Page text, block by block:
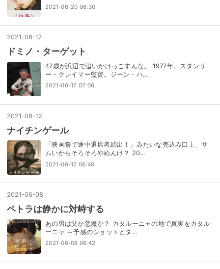
2021-06-20 06:30
2021 -06-17
ドミノ・ターゲット
47歳が浜辺で追いかけっこすんな。 1977年。スタンリ
ー・クレイマー監督。ジーン・ハ…
2021-06-17 07:06
2021 -06-12
ナイチンゲール
「映画祭で途中退席者続出！」みたいな売込み口上、サ
ムいからそろそろやめんけ？ 20…
2021-06-12 06:40
2021 -06-08
ペトラは静かに対峙する
あの男は父か悪魔か？ カタルーニャの地で真実をカタル
ーニャ ～予感のショットとタ…
2021-06-08 06:42